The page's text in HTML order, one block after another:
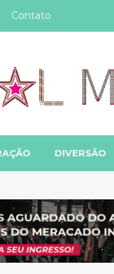
Contato
DIVERSÃO